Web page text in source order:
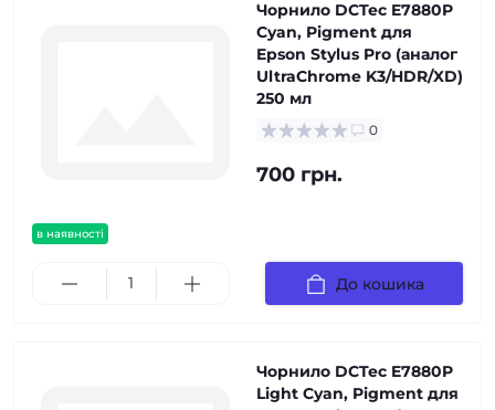
в наявності
Чорнило DCTec E7880P
Cyan, Pigment для
Epson Stylus Pro (аналог
UltraChrome K3/HDR/XD)
250 мл
0
700 грн.
До кошика
Чорнило DCTec E7880P
Light Cyan, Pigment для